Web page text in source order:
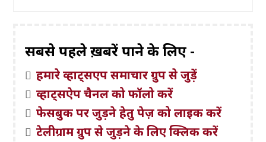
सबसे पहले ख़बरें पाने के लिए -
हमारे व्हाट्सएप समाचार ग्रुप से जुड़ें
व्हाट्सऐप चैनल को फॉलो करें
फेसबुक पर जुड़ने हेतु पेज़ को लाइक करें
टेलीग्राम ग्रुप से जुड़ने के लिए क्लिक करें